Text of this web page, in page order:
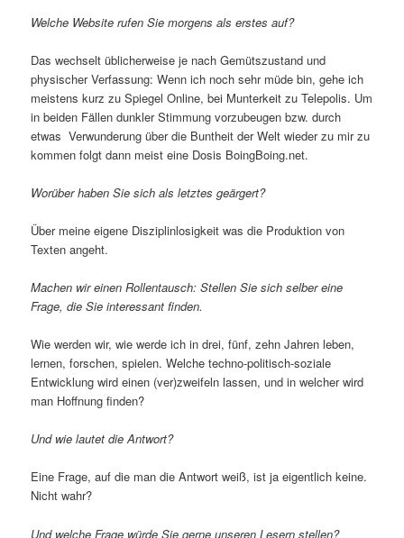
Welche Website rufen Sie morgens als erstes auf?
Das wechselt üblicherweise je nach Gemütszustand und
physischer Verfassung: Wenn ich noch sehr müde bin, gehe ich
meistens kurz zu Spiegel Online, bei Munterkeit zu Telepolis. Um
in beiden Fällen dunkler Stimmung vorzubeugen bzw. durch
etwas Verwunderung über die Buntheit der Welt wieder zu mir zu
kommen folgt dann meist eine Dosis BoingBoing.net.
Worüber haben Sie sich als letztes geärgert?
Über meine eigene Disziplinlosigkeit was die Produktion von
Texten angeht.
Machen wir einen Rollentausch: Stellen Sie sich selber eine
Frage, die Sie interessant finden.
Wie werden wir, wie werde ich in drei, fünf, zehn Jahren leben,
lernen, forschen, spielen. Welche techno-politisch-soziale
Entwicklung wird einen (ver)zweifeln lassen, und in welcher wird
man Hoffnung finden?
Und wie lautet die Antwort?
Eine Frage, auf die man die Antwort weiß, ist ja eigentlich keine.
Nicht wahr?
Und welche Frage würde Sie gerne unseren Lesern stellen?